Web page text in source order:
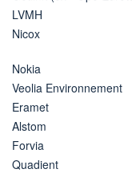
LVMH
Nicox
Nokia
Veolia Environnement
Eramet
Alstom
Forvia
Quadient